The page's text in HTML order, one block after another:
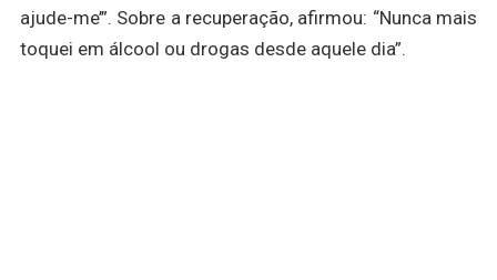
ajude-me’”. Sobre a recuperação, afirmou: “Nunca mais
toquei em álcool ou drogas desde aquele dia”.